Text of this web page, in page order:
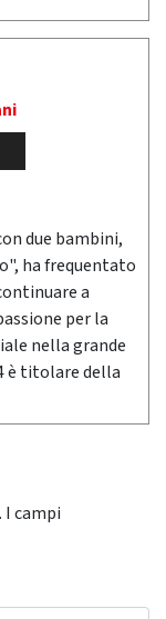
due bambini,
ha frequentato
a
per la
nella grande
è titolare della
I campi